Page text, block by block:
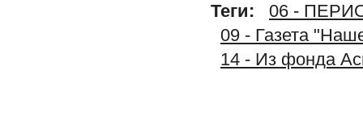
Теги:
06 -
09 - Газета
14 - Из фонда